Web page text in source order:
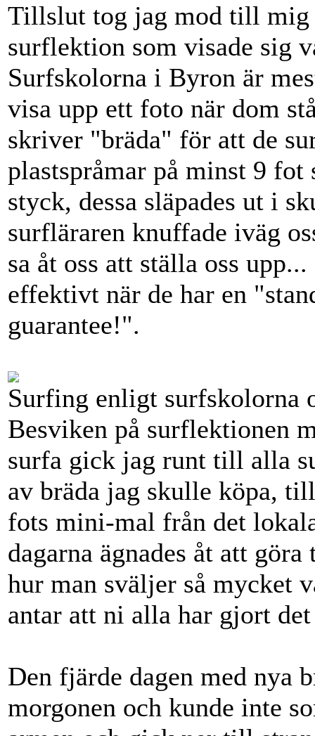
Tillslut tog jag mod till mig
surflektion som visade sig
Surfskolorna i Byron är
visa upp ett foto när dom
skriver "bräda" för att de
plastspråmar på minst 9
styck, dessa släpades ut i
surfläraren knuffade iväg
sa åt oss att ställa oss
effektivt när de har en
guarantee!".
Surfing enligt surfskolorna
Besviken på surflektionen
surfa gick jag runt till alla
av bräda jag skulle köpa,
fots mini-mal från det
dagarna ägnades åt att
hur man sväljer så mycket
antar att ni alla har gjort
Den fjärde dagen med nya
morgonen och kunde inte